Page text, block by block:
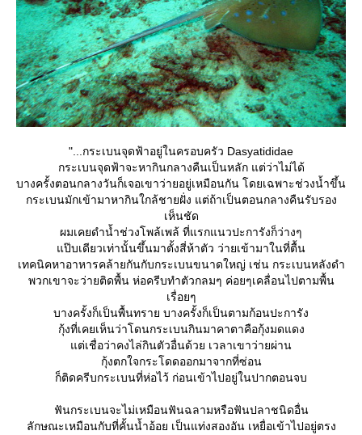
"...กระเบนจุดฟ้าอยู่ในครอบครัว Dasyatididae
กระเบนจุดฟ้าจะหากินกลางคืนเป็นหลัก แต่ว่าไม่ได้
บางครั้งตอนกลางวันก็เจอเขาว่ายอยู่เหมือนกัน โดยเฉพาะช่วงน้ำขึ้น
กระเบนมักเข้ามาหากินใกล้ชายฝั่ง แต่ถ้าเป็นตอนกลางคืนรับรอง
เห็นชัด
ผมเคยดำน้ำช่วงโพล้เพล้ ที่แรกแนวปะการังก็ว่างๆ
ป๊บเดียวเท่านั้นขึ้นมาตั้งสี่ห้าตัว ว่ายเข้ามาในที่ตื้น
เทคนิคหาอาหารคล้ายกันกับกระเบนขนาดใหญ่ เช่น กระเบนหลังดำ
พวกเขาจะว่ายติดพื้น ห่อครีบทำตัวกลมๆ ค่อยๆเคลื่อนไปตามพื้น
เรื่อยๆ
บางครั้งก็เป็นพื้นทราย บางครั้งก็เป็นตามก้อนปะการัง
กุ้งที่เคยเห็นว่าโดนกระเบนกินมาคาตาคือกุ้งมดแดง
ต่เชื่อว่าคงไล่กินตัวอื่นด้วย เวลาเขาว่ายผ่าน
กุ้งตกใจกระโดดออกมาจากที่ซ่อน
ก็ติดครีบกระเบนที่ห่อไว้ ก่อนเข้าไปอยู่ในปากตอนจบ
ฟันกระเบนจะไม่เหมือนฟันฉลามหรือฟันปลาชนิดอื่น
ลักษณะเหมือนกับที่คั้นน้ำอ้อย เป็นแท่งสองอัน เหยื่อเข้าไปอยู่ตรง